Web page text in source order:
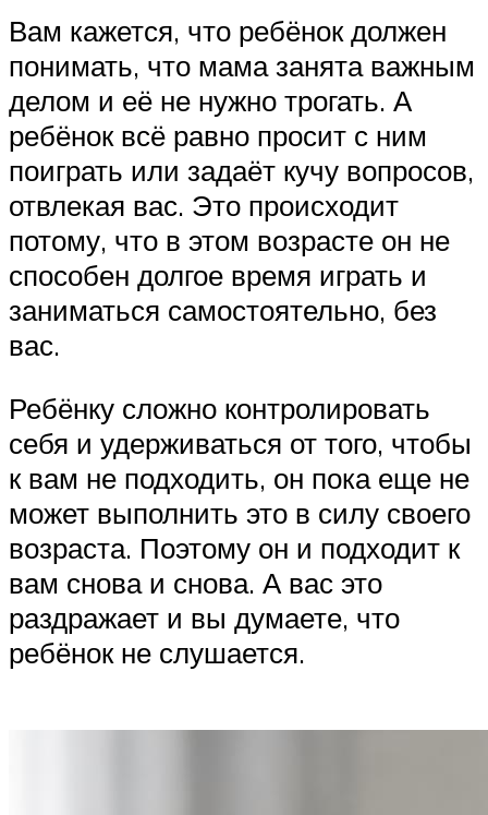
Вам кажется, что ребёнок должен
понимать, что мама занята важным
делом и её не нужно трогать. А
ребёнок всё равно просит с ним
поиграть или задаёт кучу вопросов,
отвлекая вас. Это происходит
потому, что в этом возрасте он не
способен долгое время играть и
заниматься самостоятельно, без
вас.
Ребёнку сложно контролировать
себя и удерживаться от того, чтобы
к вам не подходить, он пока еще не
может выполнить это в силу своего
возраста. Поэтому он и подходит к
вам снова и снова. А вас это
раздражает и вы думаете, что
ребёнок не слушается.